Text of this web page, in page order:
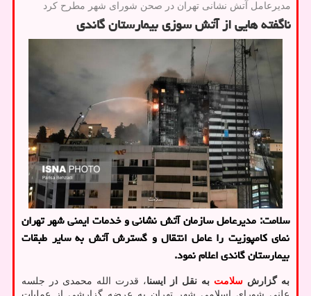
مدیرعامل آتش نشانی تهران در صحن شورای شهر مطرح كرد
ناگفته هایی از آتش سوزی بیمارستان گاندی
سلامت: مدیرعامل سازمان آتش نشانی و خدمات ایمنی شهر تهران
نمای کامپوزیت را عامل انتقال و گسترش آتش به سایر طبقات
بیمارستان گاندی اعلام نمود.
به گزارش سلامت به نقل از ایسنا، قدرت الله محمدی در جلسه